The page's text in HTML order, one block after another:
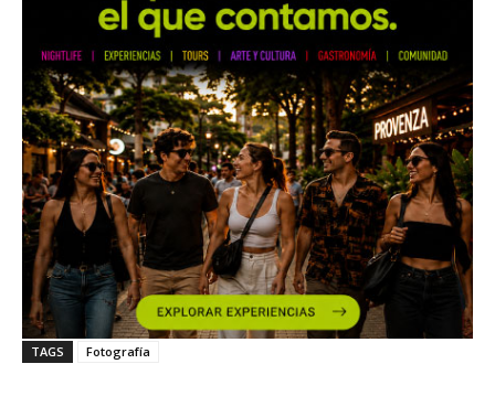
TAGS Fotografía